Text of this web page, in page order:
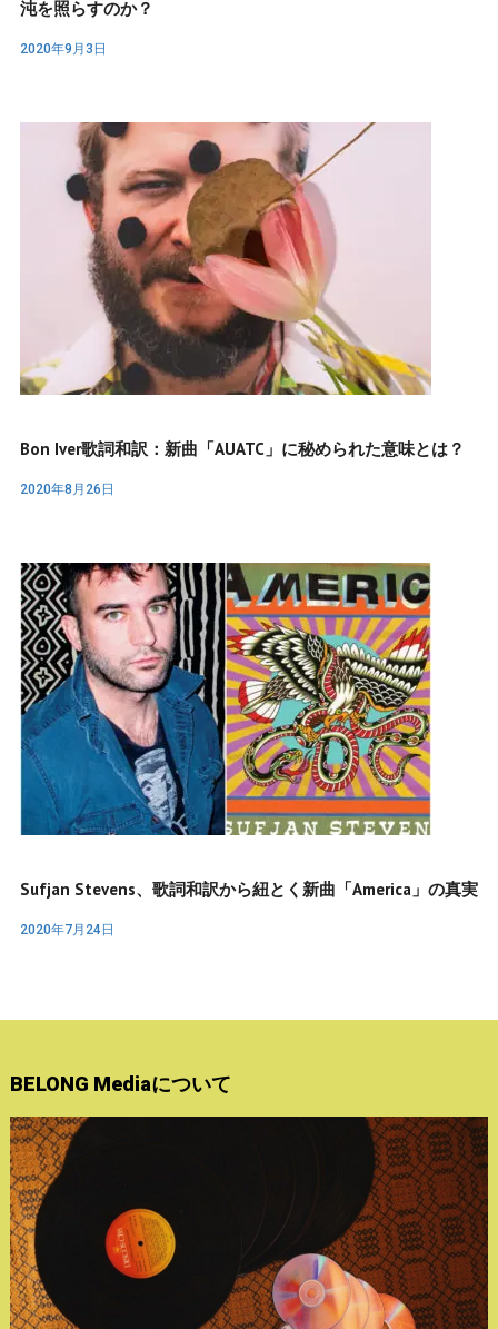
沌を照らすのか？
2020年9月3日
Bon Iver歌詞和訳：新曲「AUATC」に秘められた意味とは？
2020年8月26日
Sufjan Stevens、歌詞和訳から紐とく新曲「America」の真実
2020年7月24日
BELONG Mediaについて